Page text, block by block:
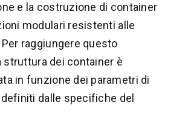
e la costruzione di container
modulari resistenti alle
raggiungere questo
struttura dei container è
in funzione dei parametri di
dalle specifiche del